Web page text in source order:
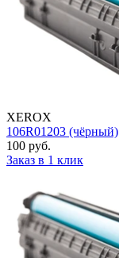
XEROX
106R01203 (чёрный)
100 руб.
Заказ в 1 клик